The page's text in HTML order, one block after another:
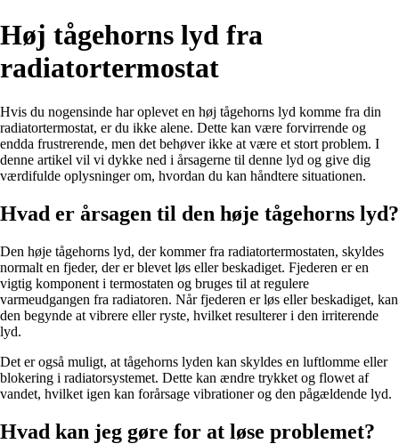
Høj tågehorns lyd fra
radiatortermostat
Hvis du nogensinde har oplevet en høj tågehorns lyd komme fra din
radiatortermostat, er du ikke alene. Dette kan være forvirrende og
endda frustrerende, men det behøver ikke at være et stort problem. I
denne artikel vil vi dykke ned i årsagerne til denne lyd og give dig
værdifulde oplysninger om, hvordan du kan håndtere situationen.
Hvad er årsagen til den høje tågehorns lyd?
Den høje tågehorns lyd, der kommer fra radiatortermostaten, skyldes
normalt en fjeder, der er blevet løs eller beskadiget. Fjederen er en
vigtig komponent i termostaten og bruges til at regulere
varmeudgangen fra radiatoren. Når fjederen er løs eller beskadiget, kan
den begynde at vibrere eller ryste, hvilket resulterer i den irriterende
lyd.
Det er også muligt, at tågehorns lyden kan skyldes en luftlomme eller
blokering i radiatorsystemet. Dette kan ændre trykket og flowet af
vandet, hvilket igen kan forårsage vibrationer og den pågældende lyd.
Hvad kan jeg gøre for at løse problemet?